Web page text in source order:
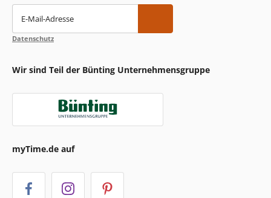
E-Mail-Adresse
Datenschutz
Wir sind Teil der Bünting Unternehmensgruppe
myTime.de auf